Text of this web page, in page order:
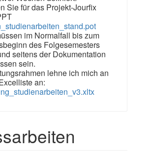
Sie für das Projekt-Jourfix
im Normalfall bis zum
des Folgesemesters
seitens der Dokumentation
sein.
lehne ich mich an
an: